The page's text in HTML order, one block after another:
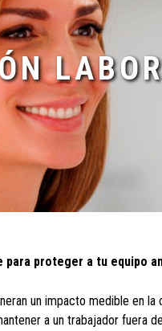
para proteger a tu equipo
un impacto medible en
a un trabajador fuera